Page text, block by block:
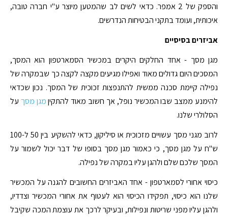
והספק של 2 אמפר. כדאי לשים לב שהמטען מיוצר ע"י חברה טובה,
איכותית, ועומד בתקני הבטיחות הנדרשים.
אביזרים בסיסיים
מגן מסך - אחד החלקים היקרים במכשיר הסמארטפון הוא המסך,
המסכים היום גדולים מאוד ואפילו מגיעים מקצה לקצה כך שבמקרה של
נפילה קיימת סכנה ממשית להתנפצות זכוכית של המסך. נכון שכדאי
להימנע ממצב שבו המכשיר נופל, אך חשוב מאוד להתקיןמגן מסך על
הסלולרי שלנו.
לרוב מגני מסך עשויים מזכוכית או סיליקון, כדאי להשקיע בין 50 ל-100
ש"ח על מגן מסך, כי כאמור מגן מסך בסופו של דבר יכול לשמור על
המסך שלכם שלם ולהגן עליו במקרה של נפילה.
כיסוי אחורי לסמארטפון - אחד האביזרים החשובים להגנה על המכשיר
שלנו הוא כיסוי, תפקידו הכיסוי הוא לעטוף את אחורי המכשיר וצדדיו,
ולהגן עליו מפני שריטות ונפילות, ובעיקר לרכך את עוצמת המכה שקיבל